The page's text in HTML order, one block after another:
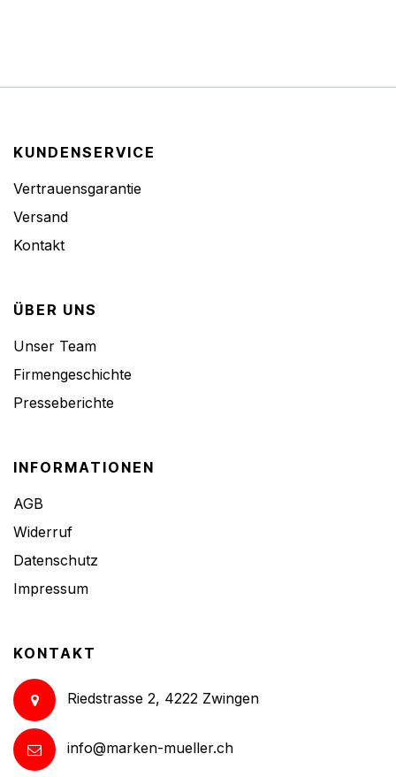
KUNDENSERVICE
Vertrauensgarantie
Versand
Kontakt
ÜBER UNS
Unser Team
Firmengeschichte
Presseberichte
INFORMATIONEN
AGB
Widerruf
Datenschutz
Impressum
KONTAKT
Riedstrasse 2, 4222 Zwingen
info@marken-mueller.ch